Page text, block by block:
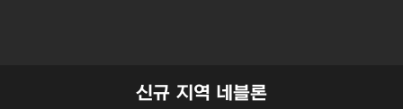
신규 지역 네블론